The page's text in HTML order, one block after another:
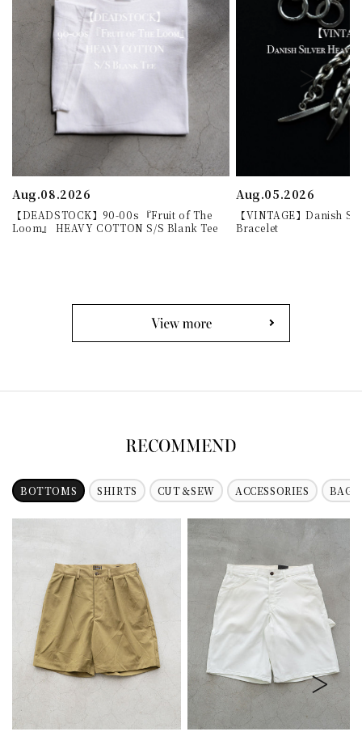
Aug.08.2026
【DEADSTOCK】90-00s 『Fruit of The
Loom』 HEAVY COTTON S/S Blank Tee
Aug.05.2026
【VINTAGE】Danish
Bracelet
BOTTOMS SHIRTS CUT＆SEW ACCESSORIES BAG